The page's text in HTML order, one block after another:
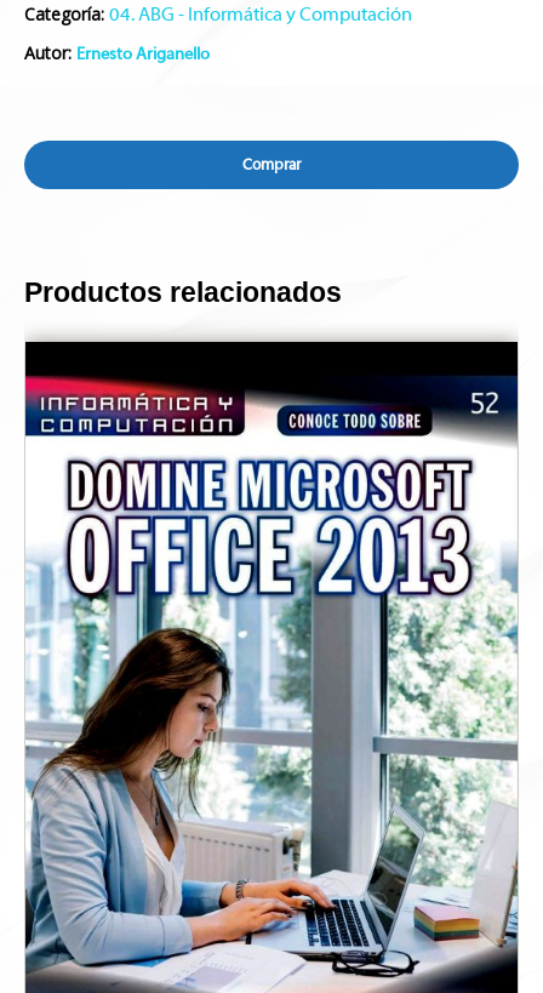
Categoría: 04. ABG - Informática y Computación
Autor: Ernesto Ariganello
Comprar
Productos relacionados